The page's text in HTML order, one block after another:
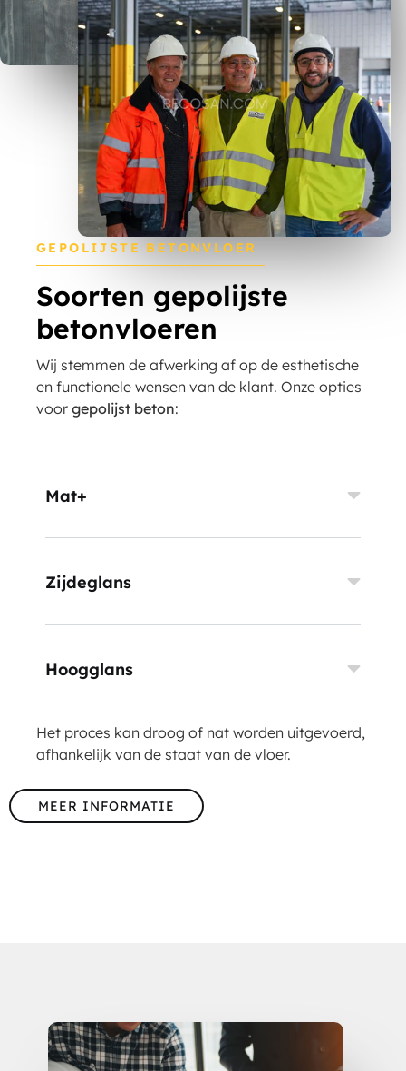
GEPOLIJSTE BETONVLOER
Soorten gepolijste
betonvloeren
Wij stemmen de afwerking af op de esthetische
en functionele wensen van de klant. Onze opties
voor gepolijst beton:
Mat+
Zijdeglans
Hoogglans
Het proces kan droog of nat worden uitgevoerd,
afhankelijk van de staat van de vloer.
MEER INFORMATIE